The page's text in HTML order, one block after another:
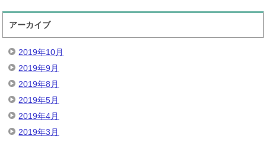
アーカイブ
2019年10月
2019年9月
2019年8月
2019年5月
2019年4月
2019年3月